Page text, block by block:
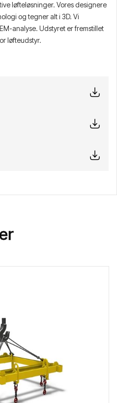
løfteløsninger. Vores designere
og tegner alt i 3D. Vi
analyse. Udstyret er fremstillet
løfteudstyr.